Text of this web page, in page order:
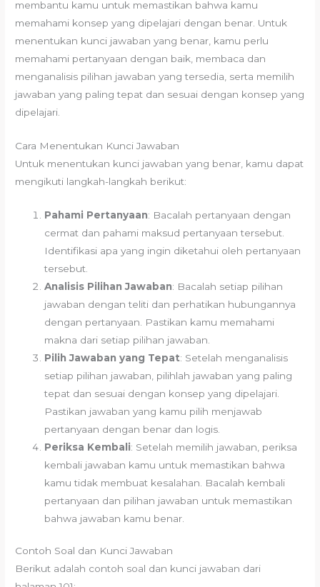
membantu kamu untuk memastikan bahwa kamu
memahami konsep yang dipelajari dengan benar. Untuk
menentukan kunci jawaban yang benar, kamu perlu
memahami pertanyaan dengan baik, membaca dan
menganalisis pilihan jawaban yang tersedia, serta memilih
jawaban yang paling tepat dan sesuai dengan konsep yang
dipelajari.
Cara Menentukan Kunci Jawaban
Untuk menentukan kunci jawaban yang benar, kamu dapat
mengikuti langkah-langkah berikut:
Pahami Pertanyaan: Bacalah pertanyaan dengan
cermat dan pahami maksud pertanyaan tersebut.
Identifikasi apa yang ingin diketahui oleh pertanyaan
tersebut.
Analisis Pilihan Jawaban: Bacalah setiap pilihan
jawaban dengan teliti dan perhatikan hubungannya
dengan pertanyaan. Pastikan kamu memahami
makna dari setiap pilihan jawaban.
Pilih Jawaban yang Tepat: Setelah menganalisis
setiap pilihan jawaban, pilihlah jawaban yang paling
tepat dan sesuai dengan konsep yang dipelajari.
Pastikan jawaban yang kamu pilih menjawab
pertanyaan dengan benar dan logis.
Periksa Kembali: Setelah memilih jawaban, periksa
kembali jawaban kamu untuk memastikan bahwa
kamu tidak membuat kesalahan. Bacalah kembali
pertanyaan dan pilihan jawaban untuk memastikan
bahwa jawaban kamu benar.
Contoh Soal dan Kunci Jawaban
Berikut adalah contoh soal dan kunci jawaban dari